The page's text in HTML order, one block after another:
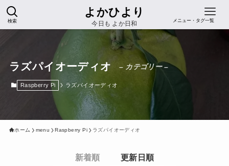
よかひより
今日も よか日和
検索 メニュー・タグ一覧
ラズパイオーディオ – カテゴリー –
Raspberry Pi ラズパイオーディオ
ホーム menu Raspberry Pi ラズパイオーディオ
新着順 更新日順